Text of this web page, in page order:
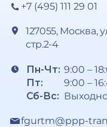
+7 (495) 111 29 01
127055, Москва,
стр.2-4
Пн-Чт:
Пт:
Сб-Вс:
9:00 –
9:00 –
fgurtm@ppp-